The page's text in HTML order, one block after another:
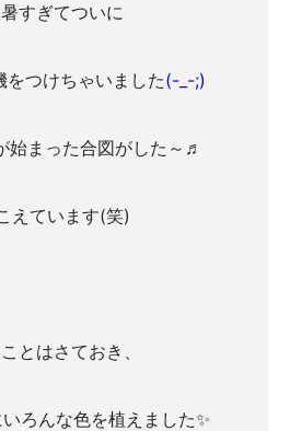
すぎてついに
をつけちゃいました(-_-;)
始まった合図がした～♬
えています(笑)
とはさておき、
ろんな色を植えました✨